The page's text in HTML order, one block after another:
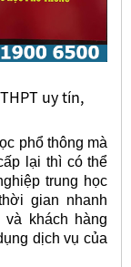
uy tín,
phổ thông mà
lại thì có thể
trung học
gian nhanh
khách hàng
dịch vụ của